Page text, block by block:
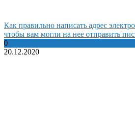
Как правильно написать адрес
чтобы вам могли на нее отправить
0
20.12.2020